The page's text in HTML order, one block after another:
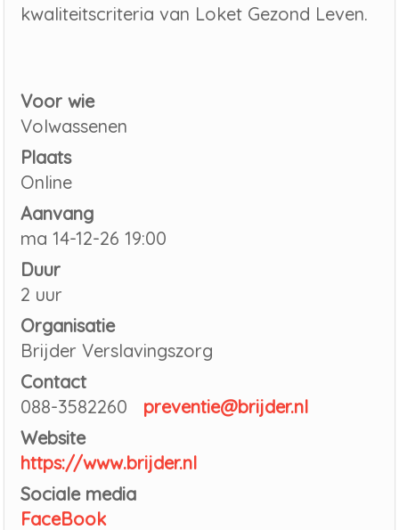
kwaliteitscriteria van Loket Gezond Leven.
Voor wie
Volwassenen
Plaats
Online
Aanvang
ma 14-12-26 19:00
Duur
2 uur
Organisatie
Brijder Verslavingszorg
Contact
088-3582260 preventie@brijder.nl
Website
https://www.brijder.nl
Sociale media
FaceBook